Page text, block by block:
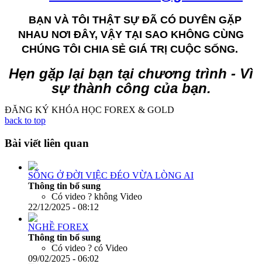
BẠN VÀ TÔI THẬT SỰ ĐÃ CÓ DUYÊN GẶP
NHAU NƠI ĐÂY, VẬY TẠI SAO KHÔNG CÙNG
CHÚNG TÔI CHIA SẺ GIÁ TRỊ CUỘC SỐNG.
Hẹn gặp lại bạn tại chương trình - Vì
sự thành công của bạn.
ĐĂNG KÝ KHÓA HỌC FOREX & GOLD
back to top
Bài viết liên quan
SỐNG Ở ĐỜI VIỆC ĐÉO VỪA LÒNG AI
Thông tin bổ sung
Có video ? không Video
22/12/2025 - 08:12
NGHỀ FOREX
Thông tin bổ sung
Có video ? có Video
09/02/2025 - 06:02